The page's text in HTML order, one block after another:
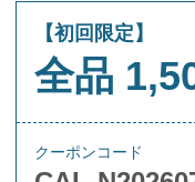
【初回限定】
全品
クーポンコード